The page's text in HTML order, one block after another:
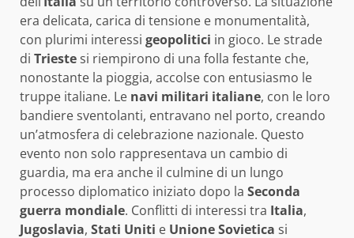
era delicata, carica di tensione e monumentalità,
con plurimi interessi geopolitici in gioco. Le strade
di Triestesi riempirono di una folla festante che,
nonostante la pioggia, accolse con entusiasmo le
truppe italiane. Le navi militari italiane, con le loro
bandiere sventolanti, entravano nel porto, creando
un’atmosfera di celebrazione nazionale. Questo
evento non solo rappresentava un cambio di
guardia, ma era anche il culmine di un lungo
processo diplomatico iniziato dopo la Seconda
guerra mondiale. Conflitti di interessi tra Italia,
Jugoslavia, Stati Uniti e Unione Sovietica si